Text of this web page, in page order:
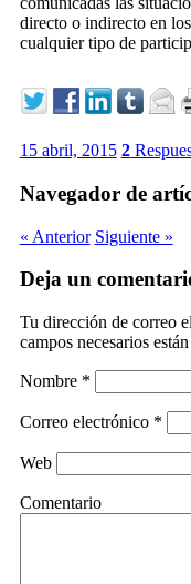
directo o indirecto en
cualquier tipo de
15 abril, 2015 2
Navegador de
« Anterior Siguiente »
Deja un
Tu dirección de correo
campos necesarios
Nombre *
Correo electrónico *
Web
Comentario